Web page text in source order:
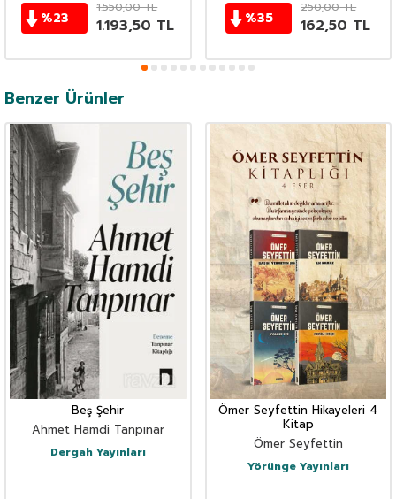
%23
1.550,00TL
1.193,50 TL %35
250,00TL
162,50 TL
Benzer Ürünler
Beş Şehir
Ahmet Hamdi Tanpınar
Dergah Yayınları
Ömer Seyfettin Hikayeleri 4
Kitap
Ömer Seyfettin
Yörünge Yayınları